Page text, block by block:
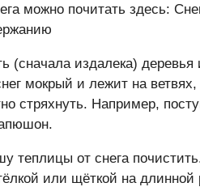
можно почитать здесь:
(сначала издалека)
мокрый и лежит на
стряхнуть. Например,
теплицы от снега
или щёткой на